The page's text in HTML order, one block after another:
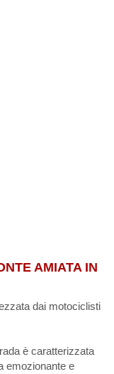
AMIATA IN
dai motociclisti
è caratterizzata
emozionante e